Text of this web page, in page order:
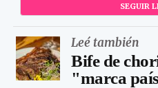
SEGUIR
Leé también
Bife de
"marca